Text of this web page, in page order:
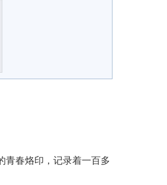
青春烙印，记录着一百多